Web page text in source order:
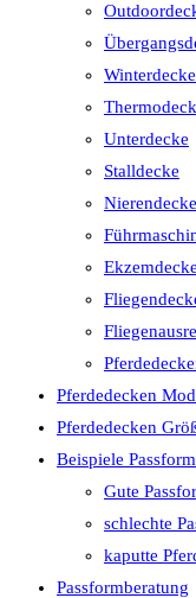
Winterdecke
Unterdecke
Stalldecke
Pferdedecken
Pferdedecken
Beispiele
Gute
schlechte
kaputte
Passformberatung